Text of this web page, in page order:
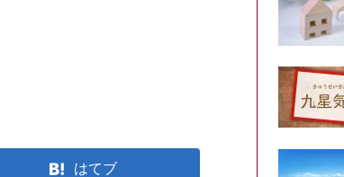
はてブ